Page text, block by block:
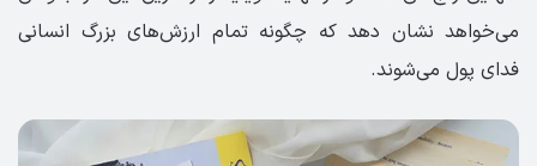
می‌خواهد نشان دهد که چگونه تمام ارزش‌های بزرگ انسانی
فدای پول می‌شوند.